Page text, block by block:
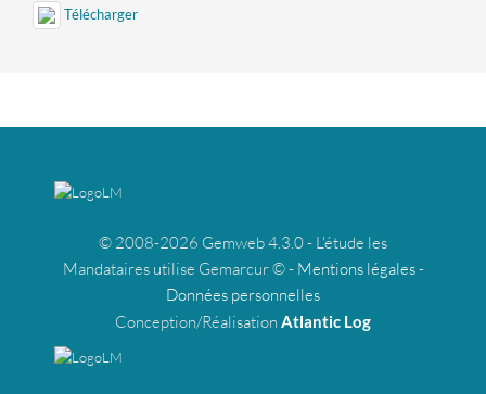
Télécharger
© 2008-2026 Gemweb 4.3.0 - L'étude les
Mandataires utilise Gemarcur © - Mentions légales-
Données personnelles
Conception/Réalisation Atlantic Log